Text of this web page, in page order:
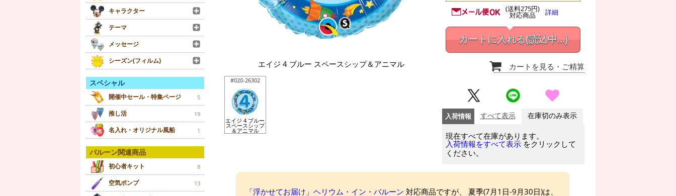
キャラクター
テーマ
メッセージ
シーズン(フィルム)
スペシャル
開催中セール・特集ページ 5
推し活 19
名入れ・オリジナル風船 1
バルーン関連商品
初心者キット 8
空気ポンプ 13
エイジ 4 ブルー スペースシップ＆アニマル
#020-26302
エイジ 4 ブルー
スペースシップ
＆アニマル
(送料275円)
対応商品 詳細
カートに入れる(読込中...)
カートを見る ・ご精算
入荷情報 すべて表示 在庫切のみ表示
現在すべて在庫があります。
入荷情報をすべて表示 をクリックして
ください。
「浮かせてお届け」ヘリウム・イン・バルーン 対応商品ですが、 夏季(7月1日-9月30日)は、